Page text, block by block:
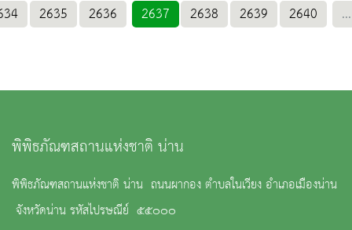
2635 2636 2637 2638 2639 2640 ...
พิพิธภัณฑสถานแห่งชาติ น่าน
พิพิธภัณฑสถานแห่งชาติ น่าน ถนนผากอง ตำบลในเวียง อำเภอเมืองน่าน
จังหวัดน่าน รหัสไปรษณีย์ ๕๕๐๐๐